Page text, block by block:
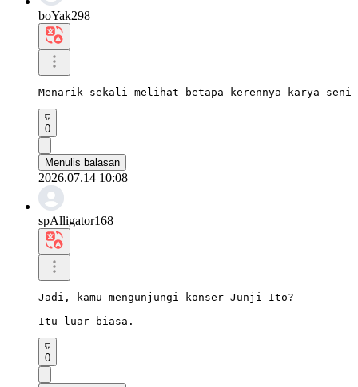
boYak298
Menarik sekali melihat betapa kerennya karya seni
0
Menulis balasan
2026.07.14 10:08
spAlligator168
Jadi, kamu mengunjungi konser Junji Ito?
Itu luar biasa.
0